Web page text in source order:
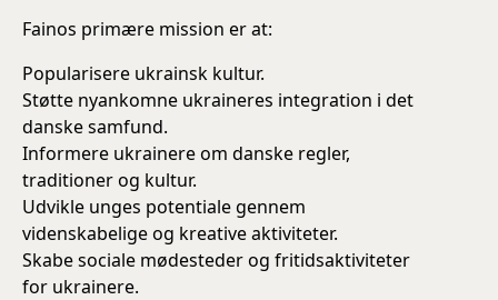
Fainos primære mission er at:
Popularisere ukrainsk kultur.
Støtte nyankomne ukraineres integration i det
danske samfund.
Informere ukrainere om danske regler,
traditioner og kultur.
Udvikle unges potentiale gennem
videnskabelige og kreative aktiviteter.
Skabe sociale mødesteder og fritidsaktiviteter
for ukrainere.